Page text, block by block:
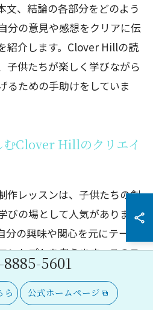
文、結論の各部分をどのよう
分の意見や感想をクリアに伝
紹介します。Clover Hillの読
子供たちが楽しく学びながら
るための手助けをしていま
むClover Hillのクリエイ
作レッスンは、子供たちの創
びの場として人気がありま
の興味や関心を元にテーマ
ンセプトを考えます。このス
を尊重しながら、アイデアを
指導します。次に、配色やデ
5601
ら 公式ホームページ